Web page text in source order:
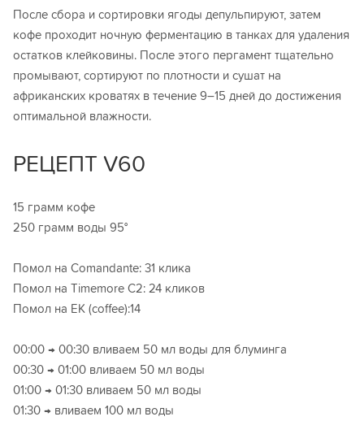
После сбора и сортировки ягоды депульпируют, затем
кофе проходит ночную ферментацию в танках для удаления
остатков клейковины. После этого пергамент тщательно
промывают, сортируют по плотности и сушат на
африканских кроватях в течение 9–15 дней до достижения
оптимальной влажности.
РЕЦЕПТ V60
15 грамм кофе
250 грамм воды 95°
Помол на Comandante: 31 клика
Помол на Timemore C2: 24 кликов
Помол на ЕК (coffee):14
00:00 → 00:30 вливаем 50 мл воды для блуминга
00:30 → 01:00 вливаем 50 мл воды
01:00 → 01:30 вливаем 50 мл воды
01:30 → вливаем 100 мл воды